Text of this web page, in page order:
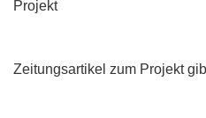
Projekt
Zeitungsartikel zum Projekt